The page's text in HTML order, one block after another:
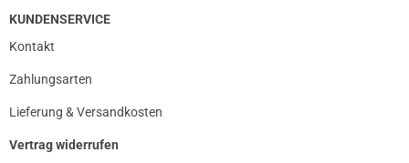
KUNDENSERVICE
Kontakt
Zahlungsarten
Lieferung & Versandkosten
Vertrag widerrufen